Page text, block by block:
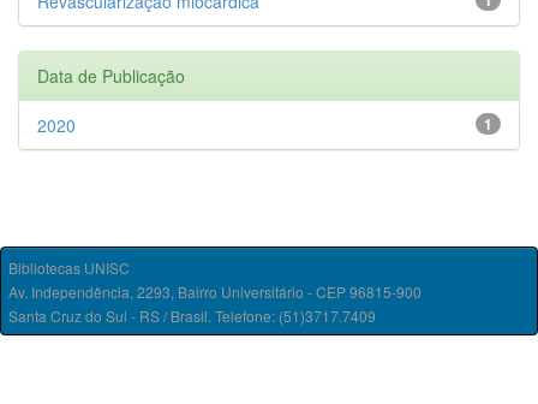
Data de Publicação
1
2020
Bibliotecas UNISC
Av. Independência, 2293, Bairro Universitário - CEP 96815-900
Santa Cruz do Sul - RS / Brasil. Telefone: (51)3717.7409